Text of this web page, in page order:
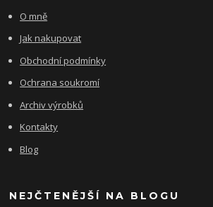
O mně
Jak nakupovat
Obchodní podmínky
Ochrana soukromí
Archiv výrobků
Kontakty
Blog
NEJČTENĚJŠÍ NA BLOGU